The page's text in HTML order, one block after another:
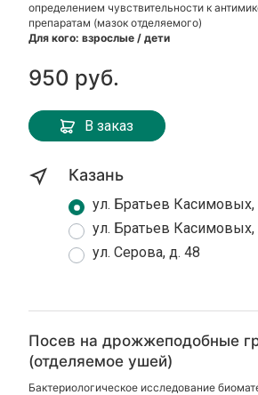
определением чувствительности к
препаратам (мазок отделяемого)
Для кого: взрослые / дети
950 руб.
В заказ
Казань
ул. Братьев Касимовых,
ул. Братьев Касимовых,
ул. Серова, д. 48
Посев на дрожжеподобные
(отделяемое ушей)
Бактериологическое исследование